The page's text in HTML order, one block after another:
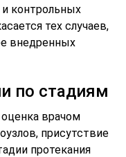
и контрольных
тех случаев,
внедренных
по стадиям
врачом
присутствие
протекания